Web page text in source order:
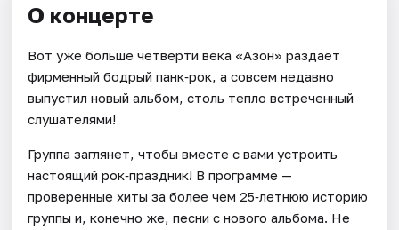
О концерте
Вот уже больше четверти века «Азон» раздаёт
фирменный бодрый панк‑рок, а совсем недавно
выпустил новый альбом, столь тепло встреченный
слушателями!
Группа заглянет, чтобы вместе с вами устроить
настоящий рок‑праздник! В программе —
проверенные хиты за более чем 25‑летнюю историю
группы и, конечно же, песни с нового альбома. Не